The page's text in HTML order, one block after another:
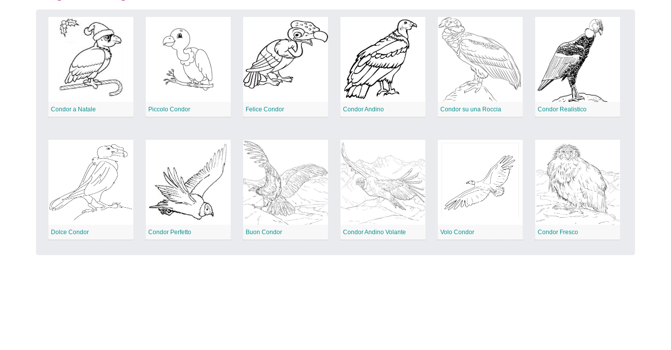
Condor a Natale Piccolo Condor Felice Condor Condor Andino Condor su una Roccia Condor Realistico
Dolce Condor Condor Perfetto Buon Condor Condor Andino Volante Volo Condor Condor Fresco